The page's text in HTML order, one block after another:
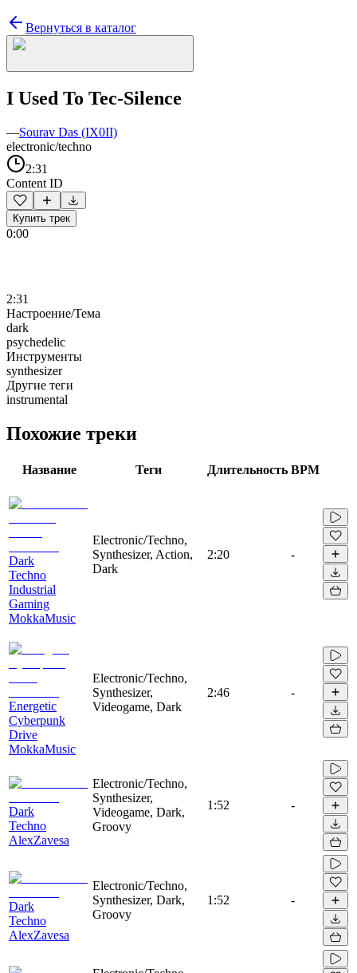
Вернуться в каталог
I Used To Tec-Silence
—Sourav Das (IX0II)
electronic/techno
2:31
Content ID
Купить трек
0:00
2:31
Настроение/Тема
dark
psychedelic
Инструменты
synthesizer
Другие теги
instrumental
Похожие треки
Название Теги Длительность BPM
Dark
Techno
Industrial
Gaming
MokkaMusic
Electronic/Techno,
Synthesizer, Action,
Dark
2:20 -
Energetic
Cyberpunk
Drive
MokkaMusic
Electronic/Techno,
Synthesizer,
Videogame, Dark
2:46 -
Dark
Techno
AlexZavesa
Electronic/Techno,
Synthesizer,
Videogame, Dark,
Groovy
1:52 -
Dark
Techno
AlexZavesa
Electronic/Techno,
Synthesizer, Dark,
Groovy
1:52 -